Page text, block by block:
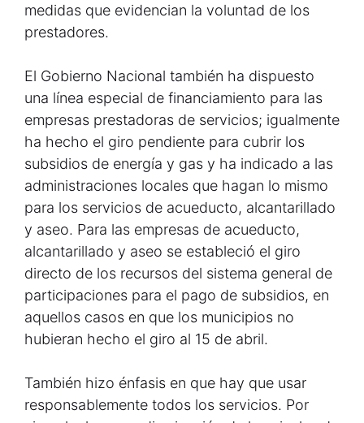
medidas que evidencian la voluntad de los
prestadores.
El Gobierno Nacional también ha dispuesto
una línea especial de financiamiento para las
empresas prestadoras de servicios; igualmente
ha hecho el giro pendiente para cubrir los
subsidios de energía y gas y ha indicado a las
administraciones locales que hagan lo mismo
para los servicios de acueducto, alcantarillado
y aseo. Para las empresas de acueducto,
alcantarillado y aseo se estableció el giro
directo de los recursos del sistema general de
participaciones para el pago de subsidios, en
aquellos casos en que los municipios no
hubieran hecho el giro al 15 de abril.
También hizo énfasis en que hay que usar
responsablemente todos los servicios. Por